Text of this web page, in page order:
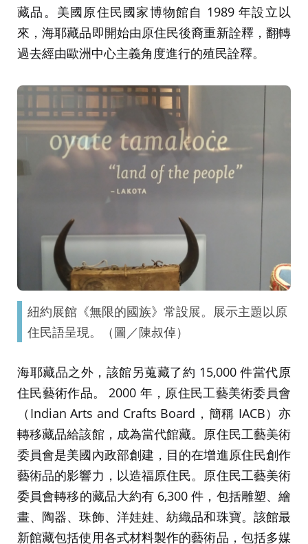
藏品。美國原住民國家博物館自 1989 年設立以
來，海耶藏品即開始由原住民後裔重新詮釋，翻轉
過去經由歐洲中心主義角度進行的殖民詮釋。
紐約展館《無限的國族》常設展。展示主題以原
住民語呈現。（圖／陳叔倬）
海耶藏品之外，該館另蒐藏了約 15,000 件當代原
住民藝術作品。 2000 年，原住民工藝美術委員會
（Indian Arts and Crafts Board，簡稱 IACB）亦
轉移藏品給該館，成為當代館藏。原住民工藝美術
委員會是美國內政部創建，目的在增進原住民創作
藝術品的影響力，以造福原住民。原住民工藝美術
委員會轉移的藏品大約有 6,300 件，包括雕塑、繪
畫、陶器、珠飾、洋娃娃、紡織品和珠寶。該館最
新館藏包括使用各式材料製作的藝術品，包括多媒